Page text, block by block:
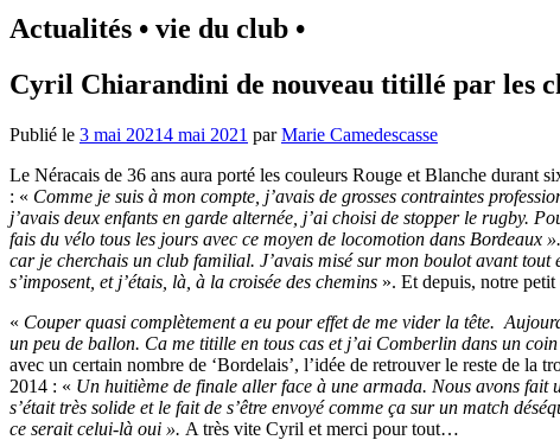
Actualités • vie du club •
Cyril Chiarandini de nouveau titillé par les
Publié le 3 mai 20214 mai 2021 parMarie Camedescasse
Le Néracais de 36 ans aura porté les couleurs Rouge et Blanche durant
: « Comme je suis à mon compte, j’avais de grosses contraintes
j’avais deux enfants en garde alternée, j’ai choisi de stopper le rugby.
fais du vélo tous les jours avec ce moyen de locomotion dans Bordeaux ».
car je cherchais un club familial. J’avais misé sur mon boulot avant
s’imposent, et j’étais, là, à la croisée des chemins ». Et depuis, notre petit
« Couper quasi complètement a eu pour effet de me vider la tête.
un peu de ballon. Ca me titille en tous cas et j’ai Comberlin dans un
avec un certain nombre de ‘Bordelais’, l’idée de retrouver le reste de
2014 : « Un huitième de finale aller face à une armada. Nous avons fait
s’était très solide et le fait de s’être envoyé comme ça sur un match
ce serait celui-là oui ». A très vite Cyril et merci pour tout…